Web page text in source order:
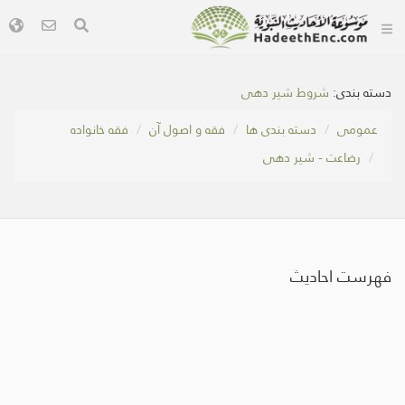
دسته بندی: شروط شیر دهی
عمومی
دسته بندی ها فقه و اصول آن
فقه خانواده
رضاعت - شیر دهی
فهرست احادیث